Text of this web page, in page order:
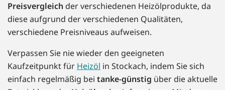
Preisvergleich der verschiedenen Heizölprodukte, da
diese aufgrund der verschiedenen Qualitäten,
verschiedene Preisniveaus aufweisen.
Verpassen Sie nie wieder den geeigneten
Kaufzeitpunkt für Heizöl in Stockach, indem Sie sich
einfach regelmäßig bei tanke-günstig über die aktuelle